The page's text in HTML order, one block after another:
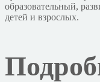
образовательный,
детей и взрослых.